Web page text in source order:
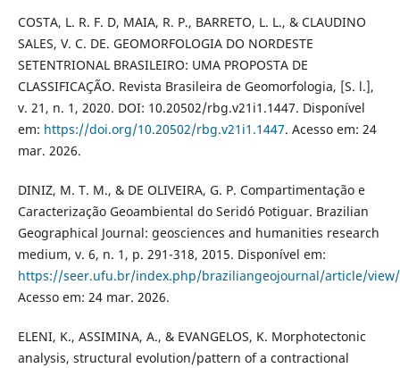
COSTA, L. R. F. D, MAIA, R. P., BARRETO, L. L., & CLAUDINO
SALES, V. C. DE. GEOMORFOLOGIA DO NORDESTE
SETENTRIONAL BRASILEIRO: UMA PROPOSTA DE
CLASSIFICAÇÃO. Revista Brasileira de Geomorfologia, [S. l.],
v. 21, n. 1, 2020. DOI: 10.20502/rbg.v21i1.1447. Disponível
em: https://doi.org/10.20502/rbg.v21i1.1447. Acesso em: 24
mar. 2026.
DINIZ, M. T. M., & DE OLIVEIRA, G. P. Compartimentação e
Caracterização Geoambiental do Seridó Potiguar. Brazilian
Geographical Journal: geosciences and humanities research
medium, v. 6, n. 1, p. 291-318, 2015. Disponível em:
https://seer.ufu.br/index.php/braziliangeojournal/article/view/
Acesso em: 24 mar. 2026.
ELENI, K., ASSIMINA, A., & EVANGELOS, K. Morphotectonic
analysis, structural evolution/pattern of a contractional